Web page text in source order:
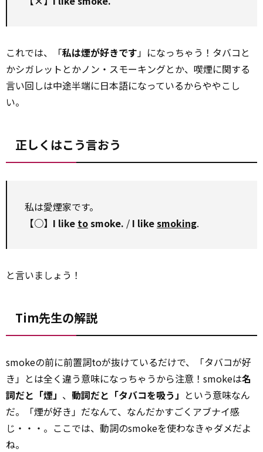
これでは、「私は煙が好きです」になっちゃう！タバコと
かシガレットとかノン・スモーキングとか、喫煙に関する
言い回しは中途半端に日本語になっているからややこし
い。
正しくはこう言おう
私は愛煙家です。
【○】I like tosmoke. / I likesmoking.
と言いましょう！
Tim先生の解説
smokeの前に前置詞toが抜けているだけで、「タバコが好
き」とは全く違う意味になっちゃうから注意！smokeは名
詞だと「煙」 、 動詞だと「タバコを吸う」 という意味なん
だ。「煙が好き」だなんて、なんだかすごくアブナイ感
じ・・・。ここでは、動詞のsmokeを使わなきゃダメだよ
ね。